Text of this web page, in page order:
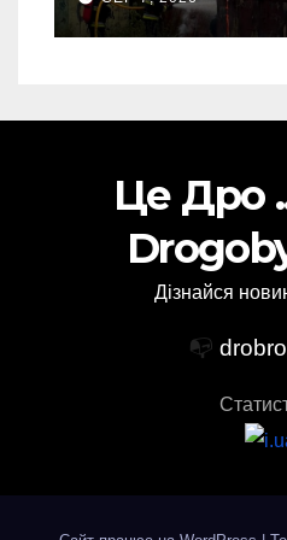
(Відео)
Це Дро
Дізнайся
📭